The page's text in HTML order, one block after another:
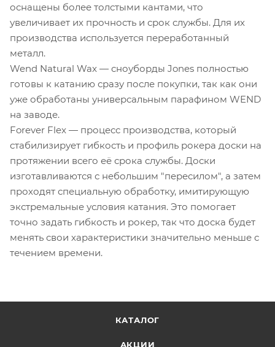
оснащены более толстыми кантами, что
увеличивает их прочность и срок службы. Для их
производства используется переработанный
металл.
Wend Natural Wax — сноуборды Jones полностью
готовы к катанию сразу после покупки, так как они
уже обработаны универсальным парафином WEND
на заводе.
Forever Flex — процесс производства, который
стабилизирует гибкость и профиль рокера доски на
протяжении всего её срока службы. Доски
изготавливаются с небольшим "пересилом", а затем
проходят специальную обработку, имитирующую
экстремальные условия катания. Это помогает
точно задать гибкость и рокер, так что доска будет
менять свои характеристики значительно меньше с
течением времени.
КАТАЛОГ
АКЦИИ